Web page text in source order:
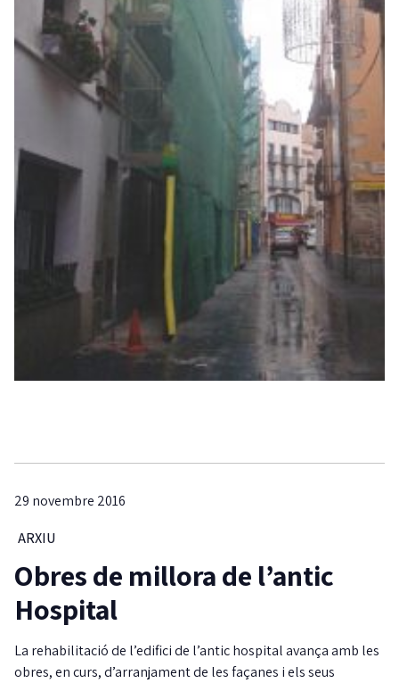
29 novembre 2016
ARXIU
Obres de millora de l’antic
Hospital
La rehabilitació de l’edifici de l’antic hospital avança amb les
obres, en curs, d’arranjament de les façanes i els seus